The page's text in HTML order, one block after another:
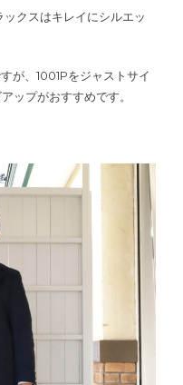
クスはキレイにシルエッ
が、1001Pをジャストサイ
ップがおすすめです。